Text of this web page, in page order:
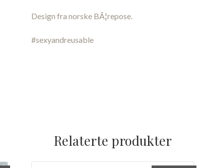
Design fra norske BÃ¦repose.
#sexyandreusable
Relaterte produkter